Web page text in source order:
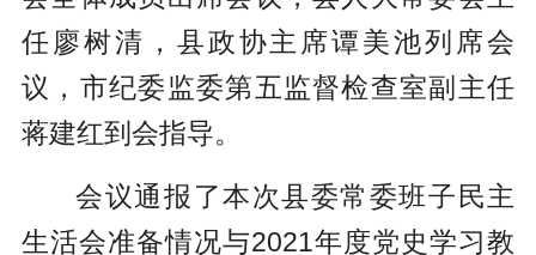
任廖树清，县政协主席谭美池列席会
议，市纪委监委第五监督检查室副主任
蒋建红到会指导。
会议通报了本次县委常委班子民主
生活会准备情况与2021年度党史学习教